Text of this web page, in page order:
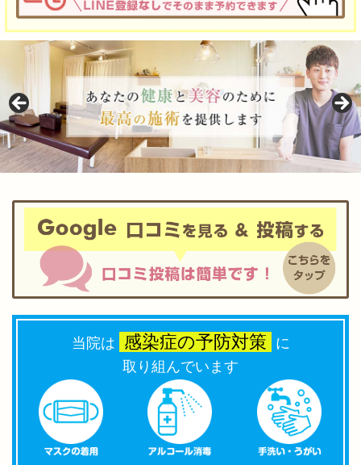
当院は 感染症の予防対策
に
取り組んでいます